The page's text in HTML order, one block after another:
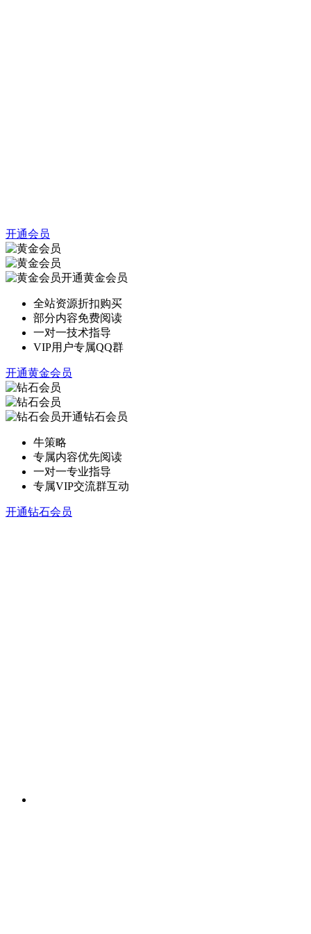
开通会员
开通黄金会员
全站资源折扣购买
部分内容免费阅读
一对一技术指导
VIP用户专属QQ群
开通黄金会员
开通钻石会员
牛策略
专属内容优先阅读
一对一专业指导
专属VIP交流群互动
开通钻石会员